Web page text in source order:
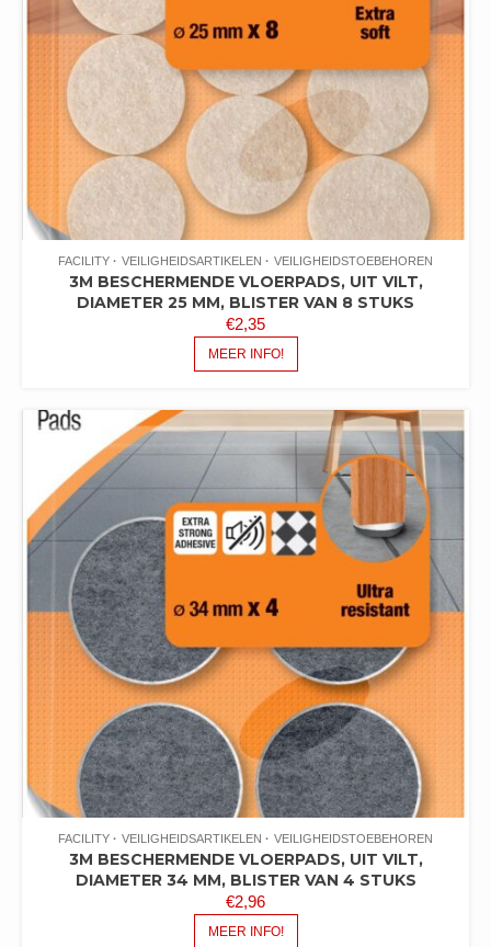
FACILITY VEILIGHEIDSARTIKELEN VEILIGHEIDSTOEBEHOREN
3M BESCHERMENDE VLOERPADS, UIT VILT,
DIAMETER 25 MM, BLISTER VAN 8 STUKS
€2,35
MEER INFO!
FACILITY VEILIGHEIDSARTIKELEN VEILIGHEIDSTOEBEHOREN
3M BESCHERMENDE VLOERPADS, UIT VILT,
DIAMETER 34 MM, BLISTER VAN 4 STUKS
€2,96
MEER INFO!